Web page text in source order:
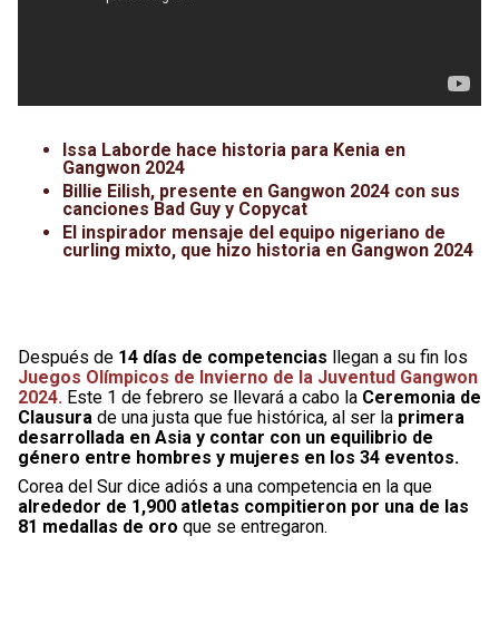
Issa Laborde hace historia para Kenia en
Gangwon 2024
Billie Eilish, presente en Gangwon 2024 con sus
canciones Bad Guy y Copycat
El inspirador mensaje del equipo nigeriano de
curling mixto, que hizo historia en Gangwon 2024
Después de 14 días de competencias llegan a su fin los
Juegos Olímpicos de Invierno de la Juventud Gangwon
2024. Este 1 de febrero se llevará a cabo la Ceremonia de
Clausura de una justa que fue histórica, al ser la primera
desarrollada en Asia y contar con un equilibrio de
género entre hombres y mujeres en los 34 eventos.
Corea del Sur dice adiós a una competencia en la que
alrededor de 1,900 atletas compitieron por una de las
81 medallas de oro que se entregaron.